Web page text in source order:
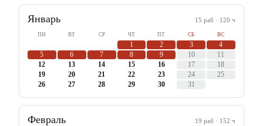
Январь 15 раб · 120 ч
ПН ВТ СР ЧТ ПТ СБ ВС
1 2 3
4
5
6 7 8 9 10
11
12
13 14 15 16 17
18
19
20 21 22 23 24
25
26
27 28 29 30 31
Февраль 19 раб · 152 ч